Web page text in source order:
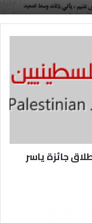
جائزة ياسر